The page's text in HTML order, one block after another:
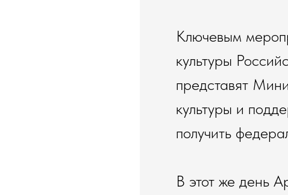
Ключевым
культуры
представят
культуры и
получить
В этот же день